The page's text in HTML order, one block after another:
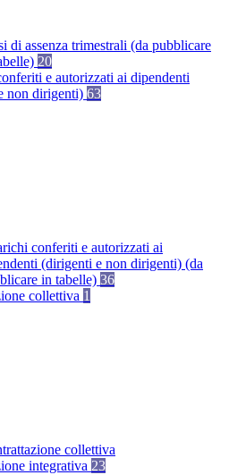
di assenza trimestrali (da pubblicare
20
e autorizzati ai dipendenti
non dirigenti) 63
conferiti e autorizzati ai
(dirigenti e non dirigenti) (da
in tabelle) 36
collettiva 1
collettiva
integrativa 23